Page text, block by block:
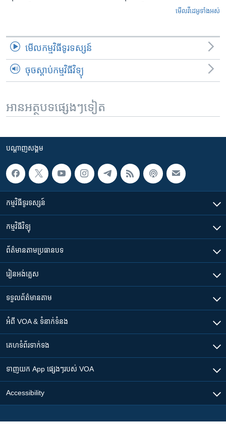
មើល​វីដេអូ​ទាំង​អស់
មើល​កម្មវិធី​ទូរទស្សន៍
ចុចស្តាប់កម្មវិធីវិទ្យុ
អានអត្ថបទផ្សេងៗទៀត
បណ្តាញ​សង្គម
កម្មវិធី​ទូរទស្សន៍
កម្មវិធី​វិទ្យុ
ព័ត៌មាន​តាមប្រធានបទ​
រៀន​​អង់គ្លេស
ទទួល​ព័ត៌មាន​តាម
អំពី​ VOA & ទំនាក់ទំនង
គេហទំព័រ​​ទាក់ទង
ទាញយក​ App ផ្សេងៗ​របស់​ VOA
Accessibility